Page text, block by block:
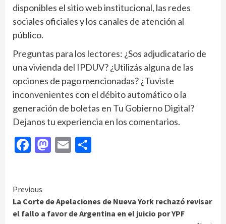
disponibles el sitio web institucional, las redes
sociales oficiales y los canales de atención al
público.
Preguntas para los lectores: ¿Sos adjudicatario de
una vivienda del IPDUV? ¿Utilizás alguna de las
opciones de pago mencionadas? ¿Tuviste
inconvenientes con el débito automático o la
generación de boletas en Tu Gobierno Digital?
Dejanos tu experiencia en los comentarios.
Facebook
Mastodon
Email
Continue
Reading
Previous
La Corte de Apelaciones de Nueva York rechazó revisar
el fallo a favor de Argentina en el juicio por YPF